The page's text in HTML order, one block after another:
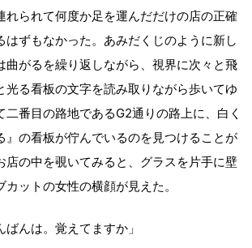
れられて何度か足を運んだだけの店の正確
はずもなかった。あみだくじのように新し
曲がるを繰り返しながら、視界に次々と飛
光る看板の文字を読み取りながら歩いてゆ
二番目の路地であるG2通りの路上に、白く
』の看板が佇んでいるのを見つけることが
店の中を覗いてみると、グラスを片手に壁
ットの女性の横顔が見えた。
ばんは。覚えてますか」